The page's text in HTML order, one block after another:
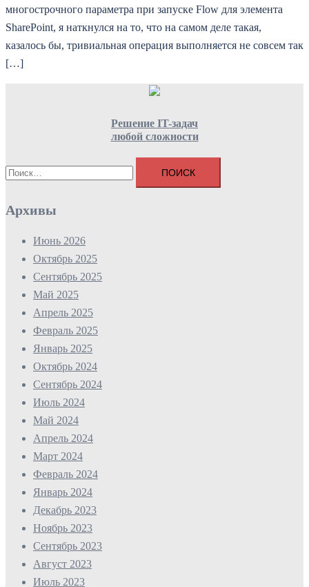
многострочного параметра при запуске Flow для элемента
SharePoint, я наткнулся на то, что на самом деле такая,
казалось бы, тривиальная операция выполняется не совсем так
[…]
Решение IT-задач
любой сложности
Найти:
Архивы
Июнь 2026
Октябрь 2025
Сентябрь 2025
Май 2025
Апрель 2025
Февраль 2025
Январь 2025
Октябрь 2024
Сентябрь 2024
Июль 2024
Май 2024
Апрель 2024
Март 2024
Февраль 2024
Январь 2024
Декабрь 2023
Ноябрь 2023
Сентябрь 2023
Август 2023
Июль 2023